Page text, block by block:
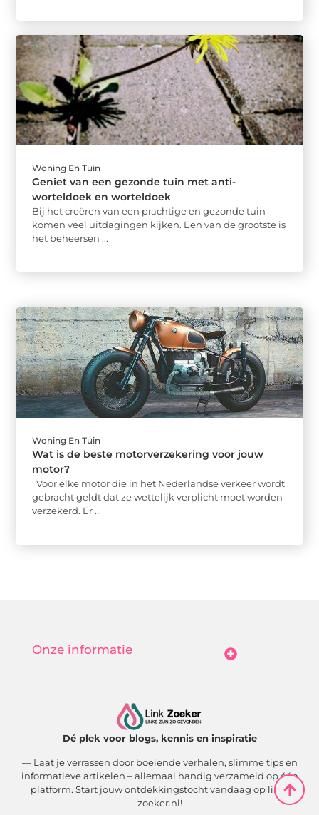
Woning En Tuin
Geniet van een gezonde tuin met anti-
worteldoek en worteldoek
Bij het creëren van een prachtige en gezonde tuin
komen veel uitdagingen kijken. Een van de grootste is
het beheersen ...
Woning En Tuin
Wat is de beste motorverzekering voor jouw
motor?
Voor elke motor die in het Nederlandse verkeer wordt
gebracht geldt dat ze wettelijk verplicht moet worden
verzekerd. Er ...
Dé plek voor blogs, kennis en inspiratie
— Laat je verrassen door boeiende verhalen, slimme tips en
informatieve artikelen – allemaal handig verzameld op één
platform. Start jouw ontdekkingstocht vandaag op link-
zoeker.nl!
Onze informatie